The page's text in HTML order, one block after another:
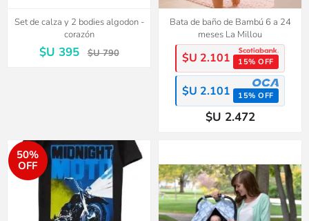
Set de calza y 2 bodies algodon -
corazón
$U 395 $U 790
Bata de baño de Bambú 6 a 24
meses La Millou
$U 2.101 15% OFF
$U 2.101 15% OFF
$U 2.472
50%
OFF